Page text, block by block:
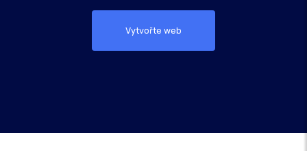
Vytvořte web